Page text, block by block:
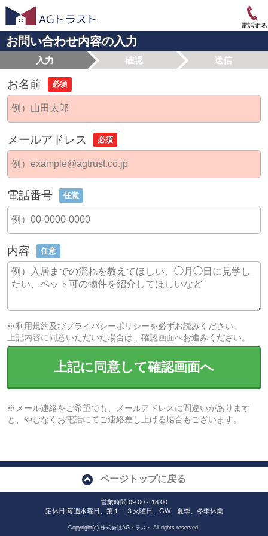
電話する
お問い合わせ内容の入力
入力 確認 送信
お名前 必須
メールアドレス 必須
電話番号 任意
内容 任意
※利用規約及びプライバシーポリシーを必ずお読みください。
上記内容に同意いただいた場合は、確認画面へお進みください。
上記に同意して確認画面へ
※メール連絡をご希望でも、メールアドレスに間違いがあります
と、やむなくお電話にてご連絡差し上げる場合もございます。
ページトップに戻る
営業時間:09:00～18:00
定休日:毎週水曜日、第１・３火曜日、GW、夏季、冬季休業
Copyright(c) 株式会社AGトラスト All rights reserved.